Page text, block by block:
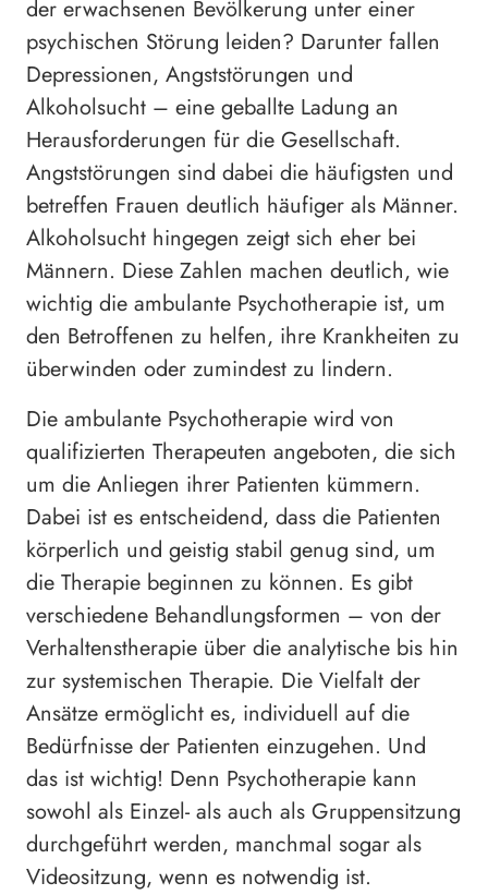
der erwachsenen Bevölkerung unter einer
psychischen Störung leiden? Darunter fallen
Depressionen, Angststörungen und
Alkoholsucht – eine geballte Ladung an
Herausforderungen für die Gesellschaft.
Angststörungen sind dabei die häufigsten und
betreffen Frauen deutlich häufiger als Männer.
Alkoholsucht hingegen zeigt sich eher bei
Männern. Diese Zahlen machen deutlich, wie
wichtig die ambulante Psychotherapie ist, um
den Betroffenen zu helfen, ihre Krankheiten zu
überwinden oder zumindest zu lindern.
Die ambulante Psychotherapie wird von
qualifizierten Therapeuten angeboten, die sich
um die Anliegen ihrer Patienten kümmern.
Dabei ist es entscheidend, dass die Patienten
körperlich und geistig stabil genug sind, um
die Therapie beginnen zu können. Es gibt
verschiedene Behandlungsformen – von der
Verhaltenstherapie über die analytische bis hin
zur systemischen Therapie. Die Vielfalt der
Ansätze ermöglicht es, individuell auf die
Bedürfnisse der Patienten einzugehen. Und
das ist wichtig! Denn Psychotherapie kann
sowohl als Einzel- als auch als Gruppensitzung
durchgeführt werden, manchmal sogar als
Videositzung, wenn es notwendig ist.